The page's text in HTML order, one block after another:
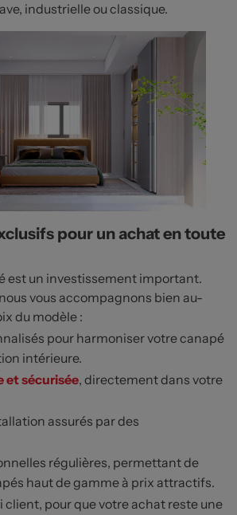
industrielle ou classique.
pour un achat en toute
est un investissement important.
vous accompagnons bien au-
du modèle :
pour harmoniser votre canapé
intérieure.
et sécurisée, directement dans votre
assurés par des
régulières, permettant de
haut de gamme à prix attractifs.
client, pour que votre achat reste une